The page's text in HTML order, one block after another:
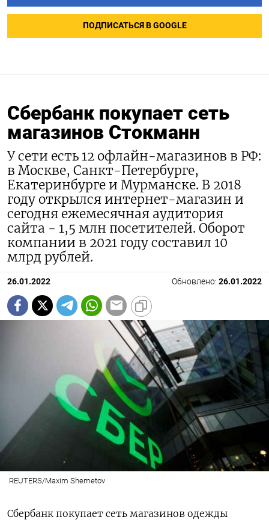
ПОДПИСАТЬСЯ В GOOGLE
Сбербанк покупает сеть
магазинов Стокманн
У сети есть 12 офлайн-магазинов в РФ:
в Москве, Санкт-Петербурге,
Екатеринбурге и Мурманске. В 2018
году открылся интернет-магазин и
сегодня ежемесячная аудитория
сайта - 1,5 млн посетителей. Оборот
компании в 2021 году составил 10
млрд рублей.
26.01.2022 Обновлено: 26.01.2022
REUTERS/Maxim Shemetov
Сбербанк покупает сеть магазинов одежды